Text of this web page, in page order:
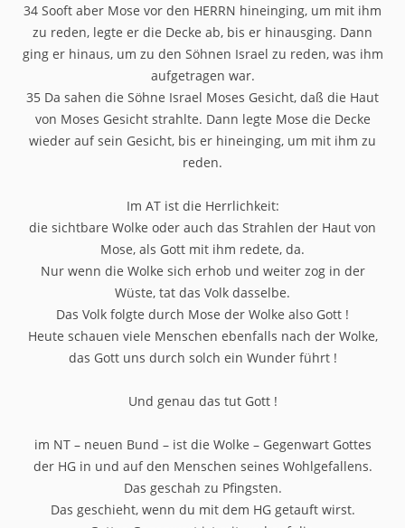
34 Sooft aber Mose vor den HERRN hineinging, um mit ihm
zu reden, legte er die Decke ab, bis er hinausging. Dann
ging er hinaus, um zu den Söhnen Israel zu reden, was ihm
aufgetragen war.
35 Da sahen die Söhne Israel Moses Gesicht, daß die Haut
von Moses Gesicht strahlte. Dann legte Mose die Decke
wieder auf sein Gesicht, bis er hineinging, um mit ihm zu
reden.
Im AT ist die Herrlichkeit:
die sichtbare Wolke oder auch das Strahlen der Haut von
Mose, als Gott mit ihm redete, da.
Nur wenn die Wolke sich erhob und weiter zog in der
Wüste, tat das Volk dasselbe.
Das Volk folgte durch Mose der Wolke also Gott !
Heute schauen viele Menschen ebenfalls nach der Wolke,
das Gott uns durch solch ein Wunder führt !
Und genau das tut Gott !
im NT – neuen Bund – ist die Wolke – Gegenwart Gottes
der HG in und auf den Menschen seines Wohlgefallens.
Das geschah zu Pfingsten.
Das geschieht, wenn du mit dem HG getauft wirst.